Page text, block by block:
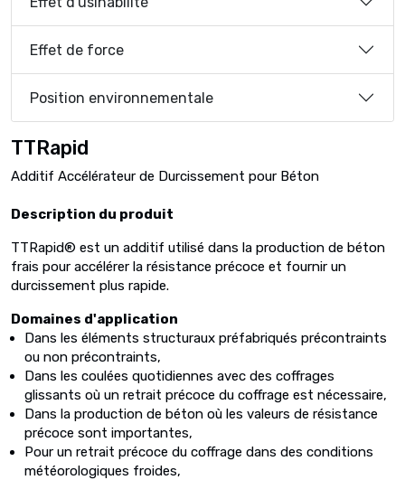
Effet de force
Position environnementale
TTRapid
Additif Accélérateur de Durcissement pour Béton
Description du produit
TTRapid® est un additif utilisé dans la production de béton
frais pour accélérer la résistance précoce et fournir un
durcissement plus rapide.
Domaines d'application
Dans les éléments structuraux préfabriqués précontraints
ou non précontraints,
Dans les coulées quotidiennes avec des coffrages
glissants où un retrait précoce du coffrage est nécessaire,
Dans la production de béton où les valeurs de résistance
précoce sont importantes,
Pour un retrait précoce du coffrage dans des conditions
météorologiques froides,